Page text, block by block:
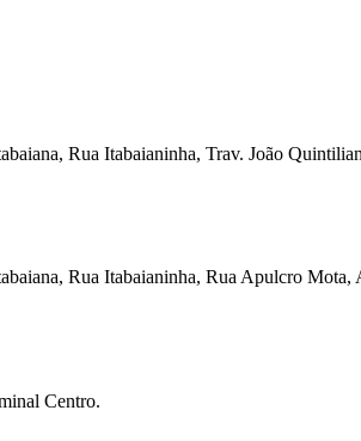
Rua Itabaianinha, Trav. João
Rua Itabaianinha, Rua Apulcro
Centro.